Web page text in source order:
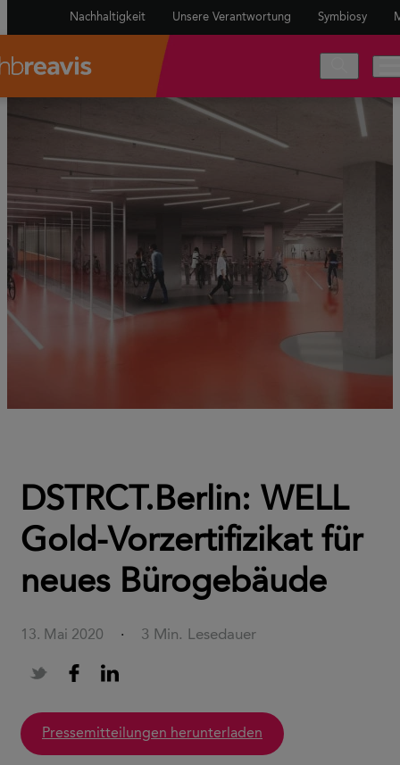
Nachhaltigkeit Unsere Verantwortung Symbiosy
DSTRCT.Berlin: WELL
Gold-Vorzertifizikat für
neues Bürogebäude
13. Mai 2020 · 3 Min. Lesedauer
Pressemitteilungen herunterladen